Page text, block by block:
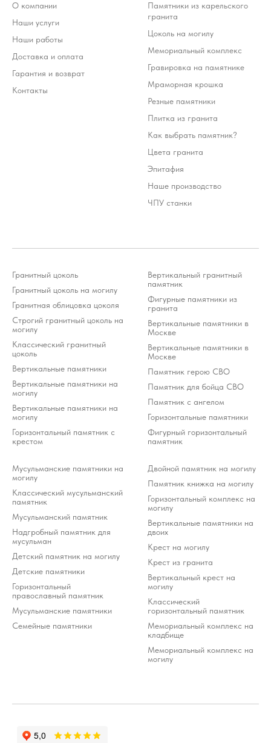
О компании
Наши услуги
Наши работы
Доставка и оплата
Гарантия и возврат
Контакты
Памятники из карельского
гранита
Цоколь на могилу
Мемориальный комплекс
Гравировка на памятнике
Мраморная крошка
Резные памятники
Плитка из гранита
Как выбрать памятник?
Цвета гранита
Эпитафия
Наше производство
ЧПУ станки
Гранитный цоколь
Гранитный цоколь на могилу
Гранитная облицовка цоколя
Строгий гранитный цоколь на
могилу
Классический гранитный
цоколь
Вертикальные памятники
Вертикальные памятники на
могилу
Вертикальные памятники на
могилу
Горизонтальный памятник с
крестом
Вертикальный гранитный
памятник
Фигурные памятники из
гранита
Вертикальные памятники в
Москве
Вертикальные памятники в
Москве
Памятник герою СВО
Памятник для бойца СВО
Памятник с ангелом
Горизонтальные памятники
Фигурный горизонтальный
памятник
Мусульманские памятники на
могилу
Классический мусульманский
памятник
Мусульманский памятник
Надгробный памятник для
мусульман
Детский памятник на могилу
Детские памятники
Горизонтальный
православный памятник
Мусульманские памятники
Семейные памятники
Двойной памятник на могилу
Памятник книжка на могилу
Горизонтальный комплекс на
могилу
Вертикальные памятники на
двоих
Крест на могилу
Крест из гранита
Вертикальный крест на
могилу
Классический
горизонтальный памятник
Мемориальный комплекс на
кладбище
Мемориальный комплекс на
могилу
Политика конфиденциальности
© 2012-2026 ООО «Гранит-Монумент»